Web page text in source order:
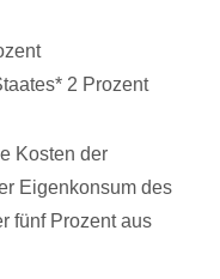
2 Prozent
Kosten der
Eigenkonsum des
fünf Prozent aus